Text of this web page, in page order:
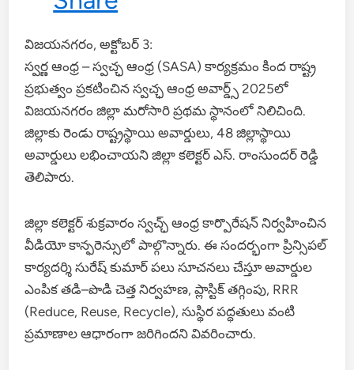
విజయనగరం, అక్టోబర్ 3:
స్వర్ణ ఆంధ్ర – స్వచ్ఛ ఆంధ్ర (SASA) కార్యక్రమం కింద రాష్ట్ర
ప్రభుత్వం ప్రకటించిన స్వచ్ఛ ఆంధ్ర అవార్డ్స్ 2025లో
విజయనగరం జిల్లా మరోసారి ప్రథమ స్థానంలో నిలిచింది.
జిల్లాకు రెండు రాష్ట్రస్థాయి అవార్డులు, 48 జిల్లాస్థాయి
అవార్డులు లభించాయని జిల్లా కలెక్టర్ ఎస్. రాంసుందర్ రెడ్డి
తెలిపారు.
జిల్లా కలెక్టర్ శుక్రవారం స్వచ్ఛ్ ఆంధ్ర కార్పొరేషన్ నిర్వహించిన
వీడియో కాన్ఫరెన్సులో పాల్గొన్నారు. ఈ సందర్భంగా ప్రిన్సిపల్
కార్యదర్శి సురేష్ కుమార్ పలు సూచనలు చేస్తూ అవార్డుల
ఎంపిక తడి–పొడి చెత్త నిర్వహణ, ప్లాస్టిక్ తగ్గింపు, RRR
(Reduce, Reuse, Recycle), సుస్థిర పద్ధతులు వంటి
ప్రమాణాల ఆధారంగా జరిగిందని వివరించారు.